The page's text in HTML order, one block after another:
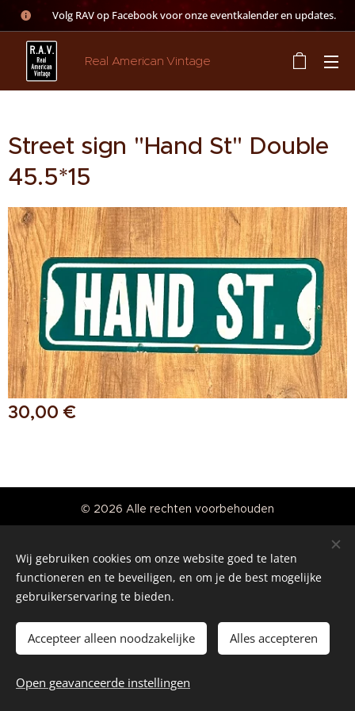
👉 Volg RAV op Facebook voor onze eventkalender en updates.
Real American Vintage
Street sign "Hand St" Double
45.5*15
30,00 €
Toevoegen aan de winkelwagen
© 2026 Alle rechten voorbehouden
Cookies
Talen
Nederlands
English
Wij gebruiken cookies om onze website goed te laten
functioneren en te beveiligen, en om je de best mogelijke
gebruikerservaring te bieden.
Accepteer alleen noodzakelijke Alles accepteren
Open geavanceerde instellingen